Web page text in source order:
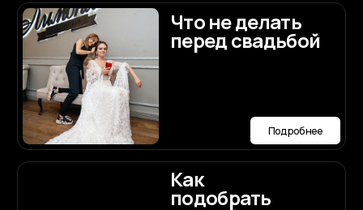
Заполнить анкету
+7 (987) 710-90-90
Мессенджеры и соц.сети: